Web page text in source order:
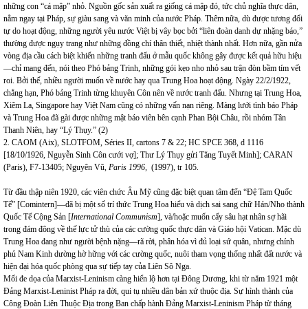
những con “cá mập” nhỏ. Nguồn gốc sản xuất ra giống cá mập đó, tức chủ nghĩa thực dân,
nằm ngay tại Pháp, sự giàu sang và văn minh của nước Pháp. Thêm nữa, dù được tương đối
tự do hoạt động, những người yêu nước Việt bị vây bọc bởi “liên đoàn danh dự nhặng báo,”
thường được ngụy trang như những đồng chí thân thiết, nhiệt thành nhất. Hơn nữa, gần nửa
vòng địa cầu cách biệt khiến những tranh đấu ở mẫu quốc không gây được kết quả hữu hiệu
—chỉ mang đến, nói theo Phó bảng Trinh, những gói kẹo nho nhỏ sau trận đòn bầm tím vết
roi. Bởi thế, nhiều người muốn về nước hay qua Trung Hoa hoạt động. Ngày 22/2/1922,
chẳng hạn, Phó bảng Trinh từng khuyên Côn nên về nước tranh đấu. Nhưng tại Trung Hoa,
Xiêm La, Singapore hay Việt Nam cũng có những vấn nạn riêng. Màng lưới tình báo Pháp
và Trung Hoa đã gài được những mật báo viên bên cạnh Phan Bội Châu, rồi nhóm Tân
Thanh Niên, hay “Lý Thụy.” (2)
2. CAOM (Aix), SLOTFOM, Séries II, cartons 7 & 22; HC SPCE 368, d 1116
[18/10/1926, Nguyễn Sinh Côn cưới vợ]; Thư Lý Thụy gửi Tăng Tuyết Minh]; CARAN
(Paris), F7-13405; Nguyên Vũ, Paris 1996, (1997), tr 105.
Từ đầu thập niên 1920, các viên chức Âu Mỹ cũng đặc biệt quan tâm đến “Đệ Tam Quốc
Tế” [Comintern]—đã bị một số trí thức Trung Hoa hiểu và dịch sai sang chữ Hán/Nho thành
Quốc Tế Cộng Sản [International Communism], và/hoặc muốn cấy sâu hạt nhân sợ hãi
trong đám đông về thế lực tử thù của các cường quốc thực dân và Giáo hội Vatican. Mặc dù
Trung Hoa đang như người bệnh nặng—rã rời, phân hóa vì đủ loại sứ quân, nhưng chính
phủ Nam Kinh dường hờ hững với các cường quốc, nuôi tham vọng thống nhất đất nước và
hiện đại hóa quốc phòng qua sự tiếp tay của Liên Sô Nga.
Mối đe dọa của Marxist-Leninism càng hiển lộ hơn tại Đông Dương, khi từ năm 1921 một
Đảng Marxist-Leninist Pháp ra đời, qui tụ nhiều dân bản xứ thuộc địa. Sự hình thành của
Công Đoàn Liên Thuộc Địa trong Ban chấp hành Đảng Marxist-Leninism Pháp từ tháng